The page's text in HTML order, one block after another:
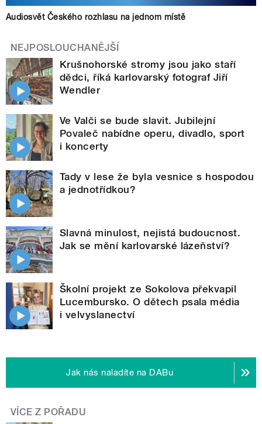
Audiosvět Českého rozhlasu na jednom místě
NEJPOSLOUCHANĚJŠÍ
Krušnohorské stromy jsou jako staří
dědci, říká karlovarský fotograf Jiří
Wendler
Ve Valči se bude slavit. Jubilejní
Povaleč nabídne operu, divadlo, sport
i koncerty
Tady v lese že byla vesnice s hospodou
a jednotřídkou?
Slavná minulost, nejistá budoucnost.
Jak se mění karlovarské lázeňství?
Školní projekt ze Sokolova překvapil
Lucembursko. O dětech psala média
i velvyslanectví
Jak nás naladíte na DABu
VÍCE Z POŘADU